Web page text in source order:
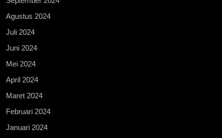
Agustus 2024
Juli 2024
Juni 2024
Mei 2024
April 2024
Maret 2024
Februari 2024
Januari 2024